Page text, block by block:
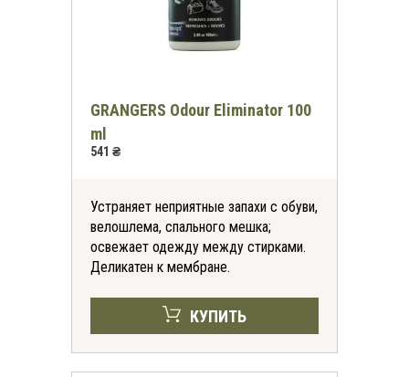
GRANGERS Odour Eliminator 100
ml
541 ₴
Устраняет неприятные запахи с обуви,
велошлема, спального мешка;
освежает одежду между стирками.
Деликатен к мембране.
КУПИТЬ